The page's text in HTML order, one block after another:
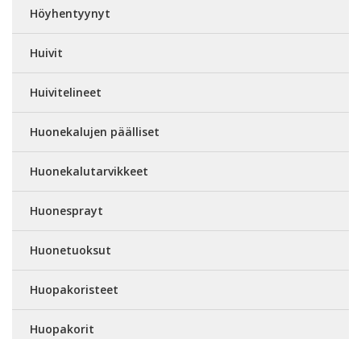
Höyhentyynyt
Huivit
Huivitelineet
Huonekalujen päälliset
Huonekalutarvikkeet
Huonesprayt
Huonetuoksut
Huopakoristeet
Huopakorit